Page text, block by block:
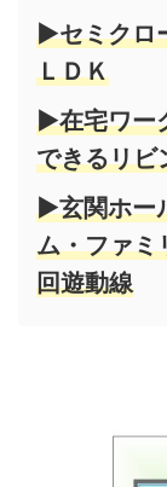
▶セミクロ
ＬＤＫ
▶在宅ワー
できるリビ
▶玄関ホー
ム・ファミ
回遊動線